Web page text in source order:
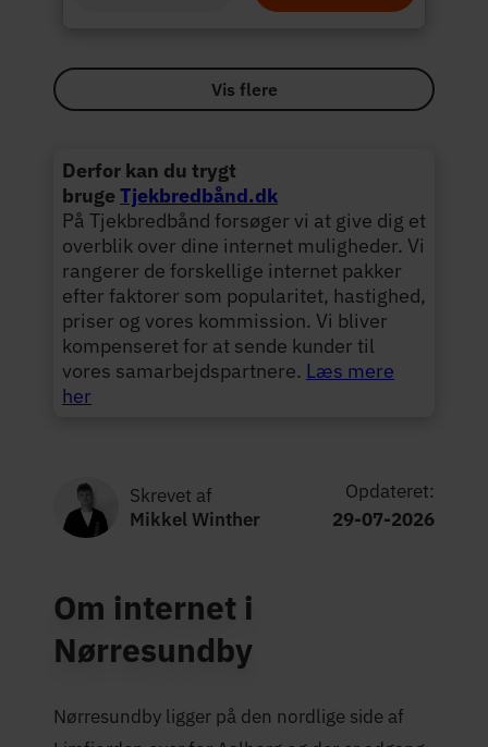
Vis flere
Derfor kan du trygt
brugeTjekbredbånd.dk
På Tjekbredbånd forsøger vi at give dig et
overblik over dine internet muligheder. Vi
rangerer de forskellige internet pakker
efter faktorer som popularitet, hastighed,
priser og vores kommission. Vi bliver
kompenseret for at sende kunder til
vores samarbejdspartnere. Læs mere
her
Skrevet af
Mikkel Winther
Opdateret:
29-07-2026
Om internet i
Nørresundby
Nørresundby ligger på den nordlige side af